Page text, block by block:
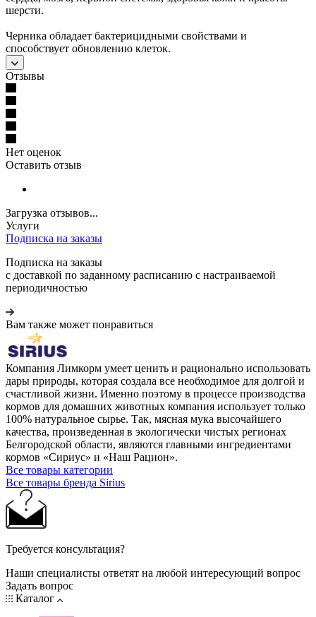
шерсти.
Черника обладает бактерицидными свойствами и
способствует обновлению клеток.
Отзывы
Нет оценок
Оставить отзыв
Загрузка отзывов...
Услуги
Подписка на заказы
Подписка на заказы
с доставкой по заданному расписанию с настраиваемой
периодичностью
Вам также может понравиться
Компания Лимкорм умеет ценить и рационально использовать
дары природы, которая создала все необходимое для долгой и
счастливой жизни. Именно поэтому в процессе производства
кормов для домашних животных компания использует только
100% натуральное сырье. Так, мясная мука высочайшего
качества, произведенная в экологически чистых регионах
Белгородской области, являются главными ингредиентами
кормов «Сириус» и «Наш Рацион».
Все товары категории
Все товары бренда Sirius
Требуется консультация?
Наши специалисты ответят на любой интересующий вопрос
Задать вопрос
Каталог